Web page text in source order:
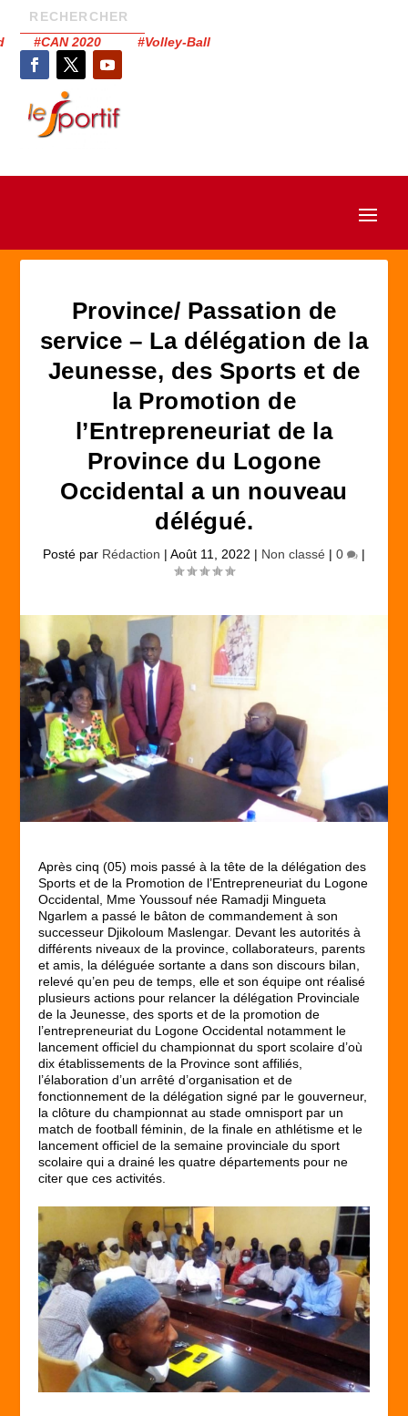
#CAN 2020 #Volley-Ball
Province/ Passation de
service – La délégation de la
Jeunesse, des Sports et de
la Promotion de
l’Entrepreneuriat de la
Province du Logone
Occidental a un nouveau
délégué.
Posté par Rédaction | Août 11, 2022 | Non classé | 0 |
Après cinq (05) mois passé à la tête de la délégation des
Sports et de la Promotion de l’Entrepreneuriat du Logone
Occidental, Mme Youssouf née Ramadji Mingueta
Ngarlem a passé le bâton de commandement à son
successeur Djikoloum Maslengar. Devant les autorités à
différents niveaux de la province, collaborateurs, parents
et amis, la déléguée sortante a dans son discours bilan,
relevé qu’en peu de temps, elle et son équipe ont réalisé
plusieurs actions pour relancer la délégation Provinciale
de la Jeunesse, des sports et de la promotion de
l’entrepreneuriat du Logone Occidental notamment le
lancement officiel du championnat du sport scolaire d’où
dix établissements de la Province sont affiliés,
l’élaboration d’un arrêté d’organisation et de
fonctionnement de la délégation signé par le gouverneur,
la clôture du championnat au stade omnisport par un
match de football féminin, de la finale en athlétisme et le
lancement officiel de la semaine provinciale du sport
scolaire qui a drainé les quatre départements pour ne
citer que ces activités.